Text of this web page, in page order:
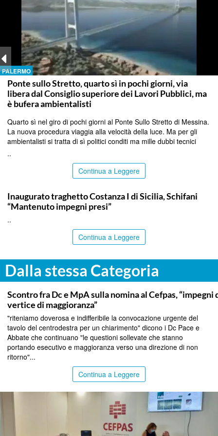
PALERMO
Ponte sullo Stretto, quarto sì in pochi giorni, via
libera dal Consiglio superiore dei Lavori Pubblici, ma
è bufera ambientalisti
Quarto sì nel giro di pochi giorni al Ponte Sullo Stretto di Messina.
La nuova procedura viaggia alla velocità della luce. Ma per gli
ambientalisti si tratta di sì politici conditi ma mille dubbi tecnici
..
Continua a Leggere
Inaugurato traghetto Costanza I di Sicilia, Schifani
“Mantenuto impegni presi”
..
Continua a Leggere
Dalla stessa Categoria
CALTANISSETTA
Scontro fra Dc e MpA sulla nomina al Cefpas,
vertice di maggioranza”
"riteniamo doverosa e indifferibile la convocazione urgente del
tavolo del centrodestra per un chiarimento" dicono i Dc Pace e
Abbate che continuano "le questioni sollevate che stanno
portando esecutivo e maggioranza verso una direzione di non
ritorno"...
Continua a Leggere